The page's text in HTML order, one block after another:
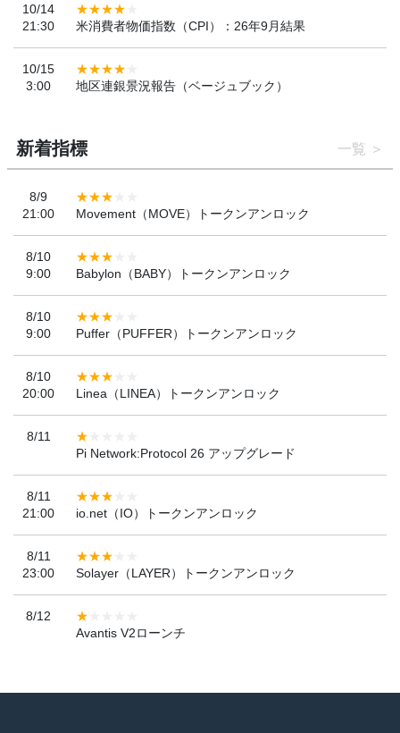
10/14
21:30
米消費者物価指数（CPI）：26年9月結果
10/15
3:00
地区連銀景況報告（ベージュブック）
新着指標 一覧
8/9
21:00
Movement（MOVE）トークンアンロック
8/10
9:00
Babylon（BABY）トークンアンロック
8/10
9:00
Puffer（PUFFER）トークンアンロック
8/10
20:00
Linea（LINEA）トークンアンロック
8/11
Pi Network:Protocol 26 アップグレード
8/11
21:00
io.net（IO）トークンアンロック
8/11
23:00
Solayer（LAYER）トークンアンロック
8/12
Avantis V2ローンチ